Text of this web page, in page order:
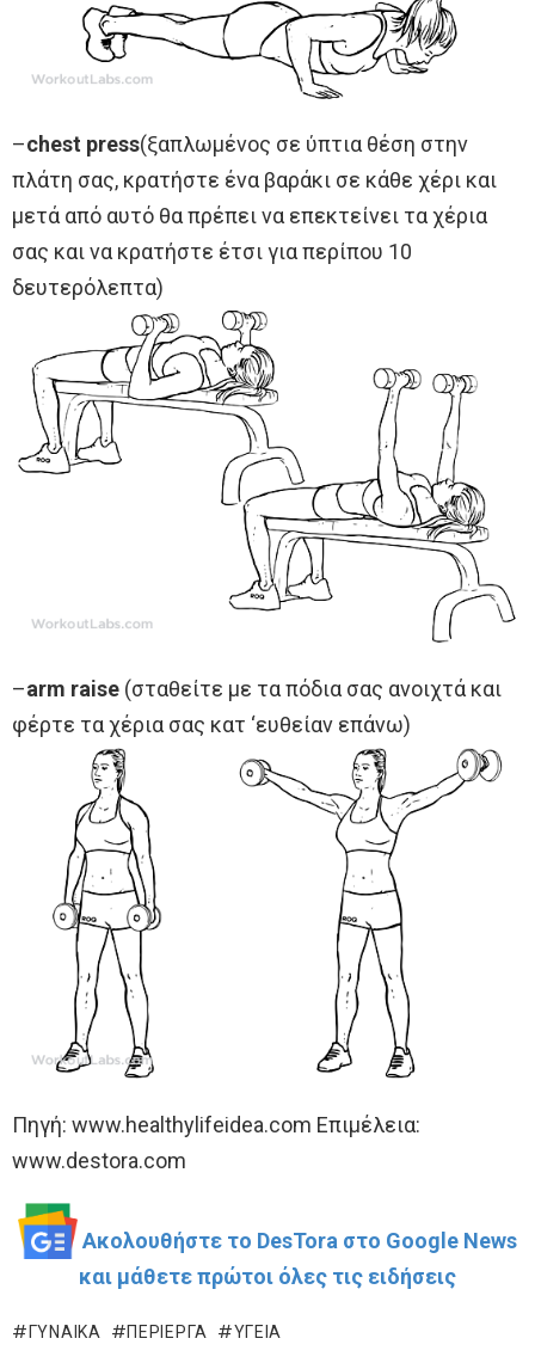
–chest press(ξαπλωμένος σε ύπτια θέση στην
πλάτη σας, κρατήστε ένα βαράκι σε κάθε χέρι και
μετά από αυτό θα πρέπει να επεκτείνει τα χέρια
σας και να κρατήστε έτσι για περίπου 10
δευτερόλεπτα)
–arm raise (σταθείτε με τα πόδια σας ανοιχτά και
φέρτε τα χέρια σας κατ ‘ευθείαν επάνω)
Πηγή: www.healthylifeidea.com Επιμέλεια:
www.destora.com
Ακολουθήστε το DesTora στο Google News
και μάθετε πρώτοι όλες τις ειδήσεις
ΓΥΝΑΊΚΑ ΠΕΡΊΕΡΓΑ ΥΓΕΊΑ